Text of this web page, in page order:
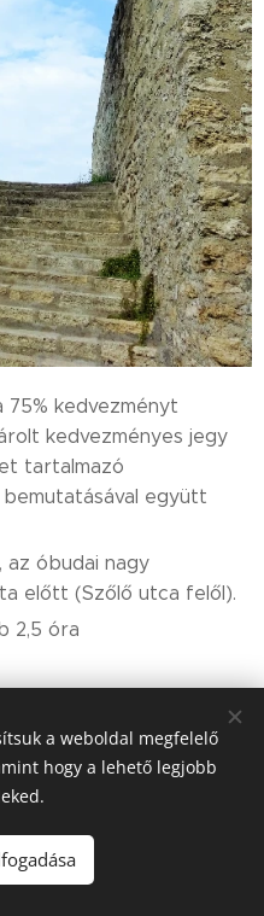
kedvezményt
kedvezményes jegy
tartalmazó
együtt
az óbudai nagy
előtt (Szőlő utca felől).
2,5 óra
a weboldal megfelelő
hogy a lehető legjobb